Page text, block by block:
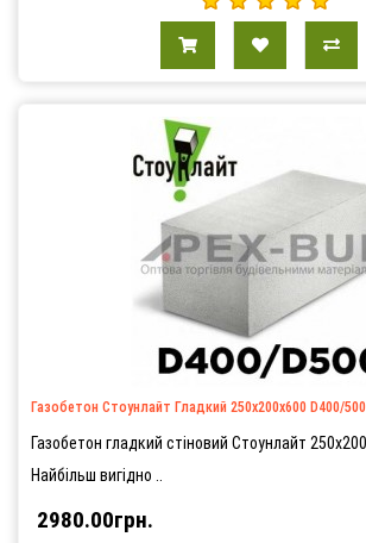
Газобетон Стоунлайт Гладкий 250х200х600 D400/500
Газобетон гладкий стіновий Стоунлайт
Найбільш вигідно ..
2980.00грн.